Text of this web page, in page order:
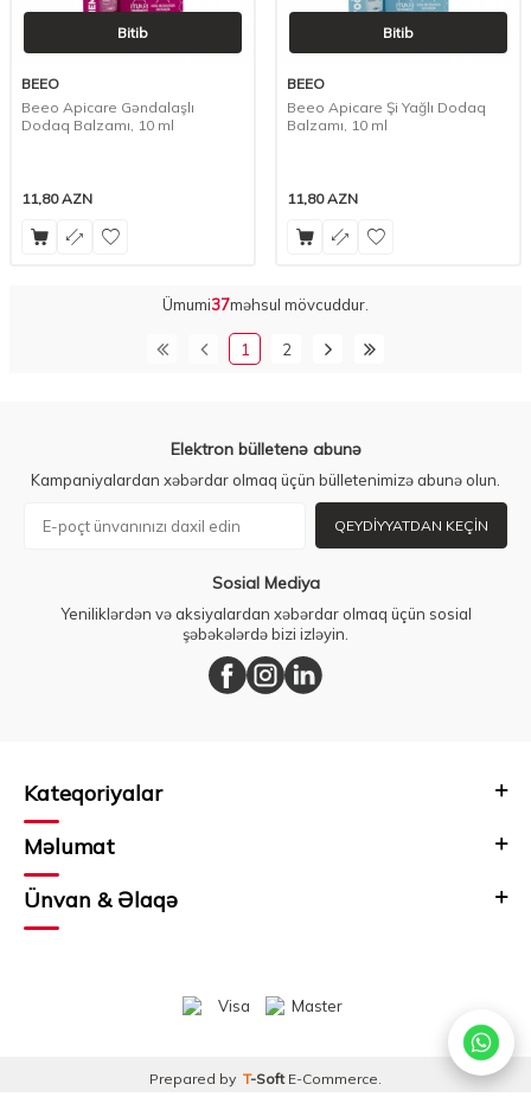
Bitib
BEEO
Beeo Apicare Gəndalaşlı
Dodaq Balzamı, 10 ml
11,80AZN
Bitib
BEEO
Beeo Apicare Şi Yağlı Dodaq
Balzamı, 10 ml
11,80AZN
Ümumi37məhsul mövcuddur.
1 2
Elektron bülletenə abunə
Kampaniyalardan xəbərdar olmaq üçün bülletenimizə abunə olun.
QEYDIYYATDAN KEÇIN
Sosial Mediya
Yeniliklərdən və aksiyalardan xəbərdar olmaq üçün sosial
şəbəkələrdə bizi izləyin.
Kateqoriyalar
Məlumat
Ünvan & Əlaqə
Prepared by T-Soft E-Commerce.